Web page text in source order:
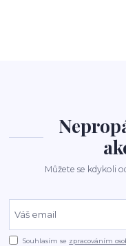
Můžete se kdykoli
Souhlasím se zpracováním